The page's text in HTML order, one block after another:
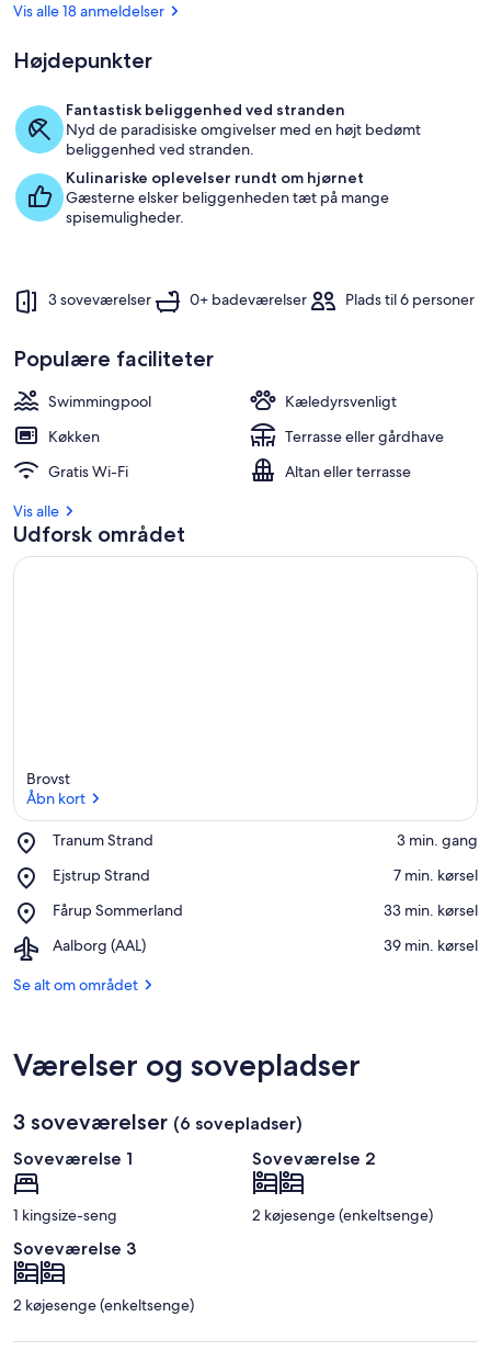
Vis alle 18 anmeldelser
Højdepunkter
Fantastisk beliggenhed ved stranden
Nyd de paradisiske omgivelser med en højt bedømt
beliggenhed ved stranden.
Kulinariske oplevelser rundt om hjørnet
Gæsterne elsker beliggenheden tæt på mange
spisemuligheder.
3 soveværelser 0+ badeværelser Plads til 6 personer
Populære faciliteter
Swimmingpool
Kæledyrsvenligt
Køkken
Terrasse eller gårdhave
Gratis Wi-Fi
Altan eller terrasse
Vis alle
Udforsk området
Brovst
Åbn kort
Tranum Strand
Place,
Strand
‪3 min. gang‬
Ejstrup Strand
Place,
Strand
‪7 min. kørsel‬
Fårup Sommerland
Place,
Sommerland
‪33 min. kørsel‬
Aalborg (AAL)
Airport,
(AAL)
‪39 min. kørsel‬
Se alt om området
Værelser og sovepladser
3 soveværelser (6 sovepladser)
Soveværelse 1
1 kingsize-seng
Soveværelse 2
2 køjesenge (enkeltsenge)
Soveværelse 3
2 køjesenge (enkeltsenge)